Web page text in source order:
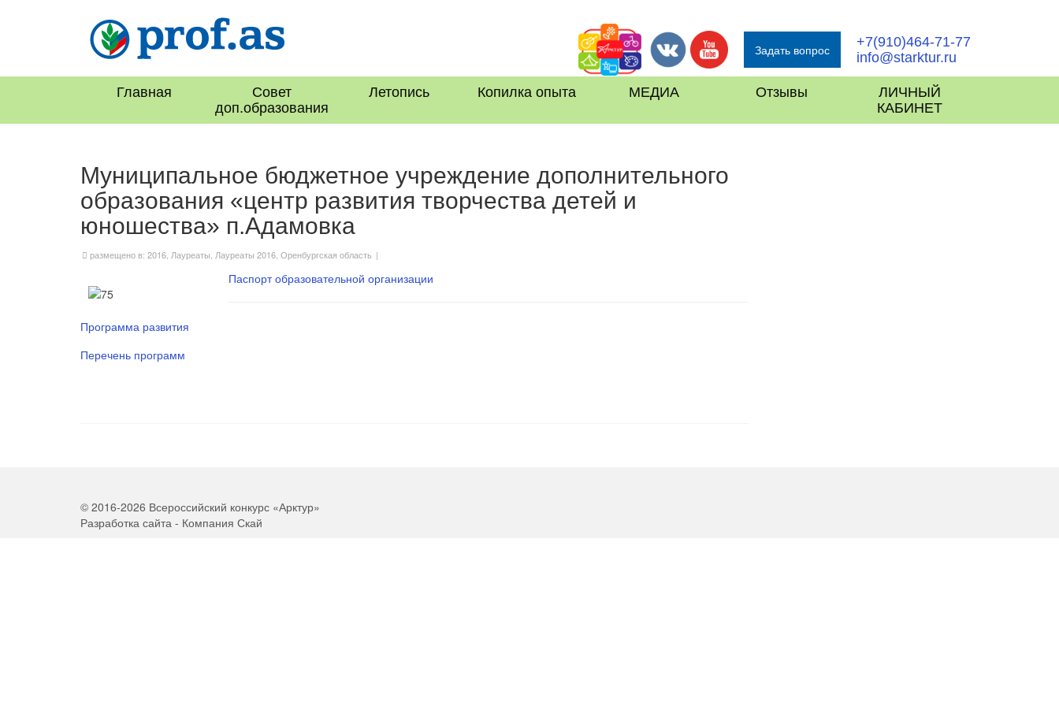
Задать вопрос
+7(910)464-71-77
info@starktur.ru
Главная
Совет
доп.образования
Летопись Копилка опыта МЕДИА Отзывы
ЛИЧНЫЙ
КАБИНЕТ
Муниципальное бюджетное учреждение дополнительного
образования «центр развития творчества детей и
юношества» п.Адамовка
размещено в: 2016, Лауреаты, Лауреаты 2016, Оренбургская область |
Паспорт образовательной организации
Программа развития
Перечень программ
© 2016-2026 Всероссийский конкурс «Арктур»
Разработка сайта - Компания Скай